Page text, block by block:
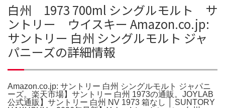
白州 1973 700ml シングルモルト サ
ントリー ウイスキー Amazon.co.jp:
サントリー 白州 シングルモルト ジャ
パニーズの詳細情報
Amazon.co.jp: サントリー 白州 シングルモルト ジャパニ
ーズ。楽天市場】サントリー 白州 1973の通販。JOYLAB
公式通販】サントリー 白州 NV 1973 箱なし │ SUNTORY